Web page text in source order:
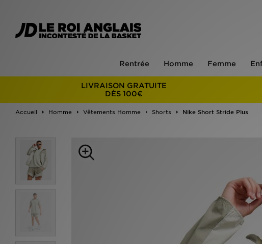
Rentrée Homme Femme
LIVRAISON GRATUITE
DÈS 100€
Accueil Homme Vêtements Homme Shorts Nike Short Stride Plus